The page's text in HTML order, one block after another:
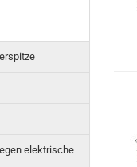
elektrische